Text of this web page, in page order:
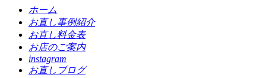
ホーム
お直し事例紹介
お直し料金表
お店のご案内
instagram
お直しブログ